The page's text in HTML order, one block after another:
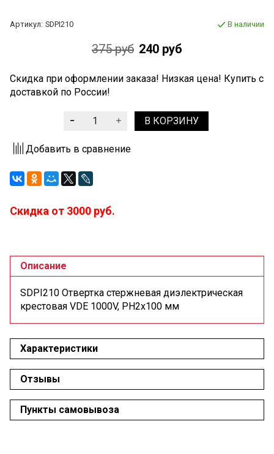
Артикул: SDPI210 В наличии
375 руб 240 руб
Скидка при оформлении заказа! Низкая цена! Купить с
доставкой по России!
В КОРЗИНУ
Добавить в сравнение
Скидка от 3000 руб.
Описание
SDPI210 Отвертка стержневая диэлектрическая
крестовая VDE 1000V, PH2x100 мм
Характеристики
Отзывы
Пункты самовывоза